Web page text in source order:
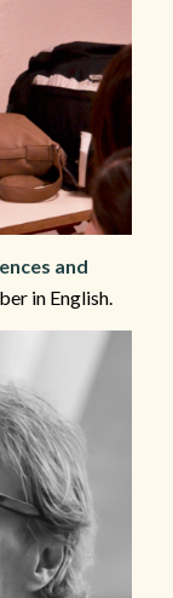
and
in English.